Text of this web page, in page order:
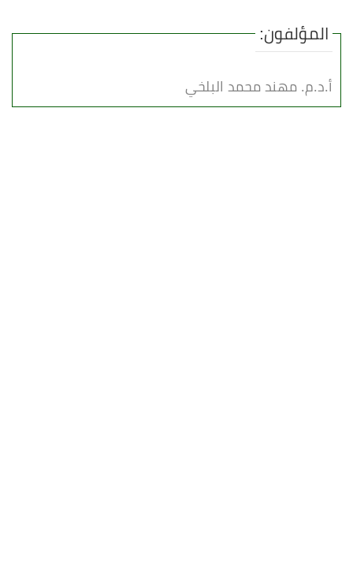
المؤلفون:
أ.د.م. مهند محمد البلخي